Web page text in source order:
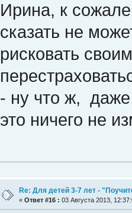
Ирина, к
сказать не
рисковать
- ну что ж, даже
это ничего не
Re: Для детей 3-7 лет -
« Ответ #16 : 03 Августа 2013,